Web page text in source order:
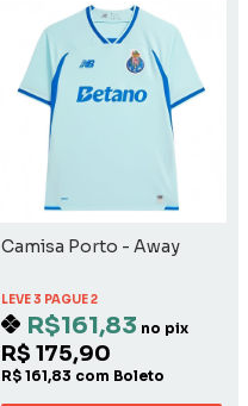
Camisa Porto - Away
LEVE 3 PAGUE 2
R$161,83 no pix
R$ 175,90
R$ 161,83 com Boleto